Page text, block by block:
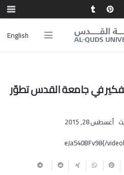
English
في جامعة القدس تطوّر
أغسطس 28, 2015